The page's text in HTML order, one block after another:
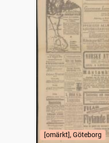
[omärkt], Göteborg